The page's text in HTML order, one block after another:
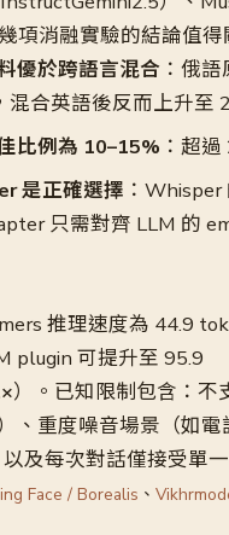
項消融實驗的結論值得
優於跨語言混合 ：俄
混合英語後反而上升至
比例為 10–15% ：超
是正確選擇 ：
只需對齊 LLM 的
推理速度為 44.9
plugin 可提升至 95.9
）。已知限制包含：不
、重度噪音場景（如
及每次對話僅接受單
Face / Borealis 、